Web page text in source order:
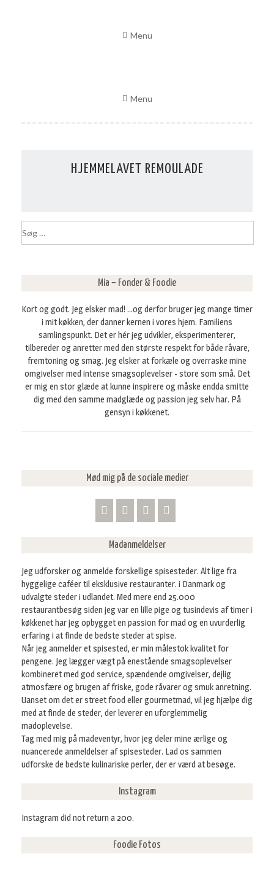
Menu
Menu
HJEMMELAVET REMOULADE
e
Mia – Fonder & Foodie
Kort og godt. Jeg elsker mad! ...og derfor bruger jeg mange timer
i mit køkken, der danner kernen i vores hjem. Familiens
samlingspunkt. Det er hér jeg udvikler, eksperimenterer,
tilbereder og anretter med den største respekt for både råvare,
fremtoning og smag. Jeg elsker at forkæle og overraske mine
omgivelser med intense smagsoplevelser - store som små. Det
er mig en stor glæde at kunne inspirere og måske endda smitte
dig med den samme madglæde og passion jeg selv har. På
gensyn i køkkenet.
Mød mig på de sociale medier
Madanmeldelser
Jeg udforsker og anmelde forskellige spisesteder. Alt lige fra
hyggelige caféer til eksklusive restauranter. i Danmark og
udvalgte steder i udlandet. Med mere end 25.000
restaurantbesøg siden jeg var en lille pige og tusindevis af timer i
køkkenet har jeg opbygget en passion for mad og en uvurderlig
erfaring i at finde de bedste steder at spise.
Når jeg anmelder et spisested, er min målestok kvalitet for
pengene. Jeg lægger vægt på enestående smagsoplevelser
kombineret med god service, spændende omgivelser, dejlig
atmosfære og brugen af friske, gode råvarer og smuk anretning.
Uanset om det er street food eller gourmetmad, vil jeg hjælpe dig
med at finde de steder, der leverer en uforglemmelig
madoplevelse.
Tag med mig på madeventyr, hvor jeg deler mine ærlige og
nuancerede anmeldelser af spisesteder. Lad os sammen
udforske de bedste kulinariske perler, der er værd at besøge.
Instagram
Instagram did not return a 200.
Foodie Fotos